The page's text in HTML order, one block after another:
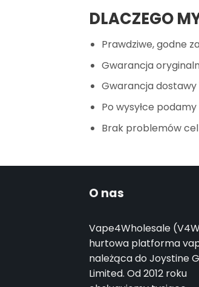
DLACZEGO
Prawdziwe, godne
Gwarancja
Gwarancja dostawy
Po wysyłce
Brak problemów
O nas
Vape4Wholesale
hurtowa platforma
należąca do Joystine
Limited. Od 2012 roku